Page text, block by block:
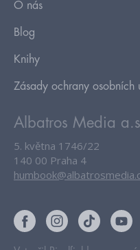
O nás
Blog
Knihy
Zásady ochrany osobních
Albatros Media
5. května 1746/22
140 00 Praha 4